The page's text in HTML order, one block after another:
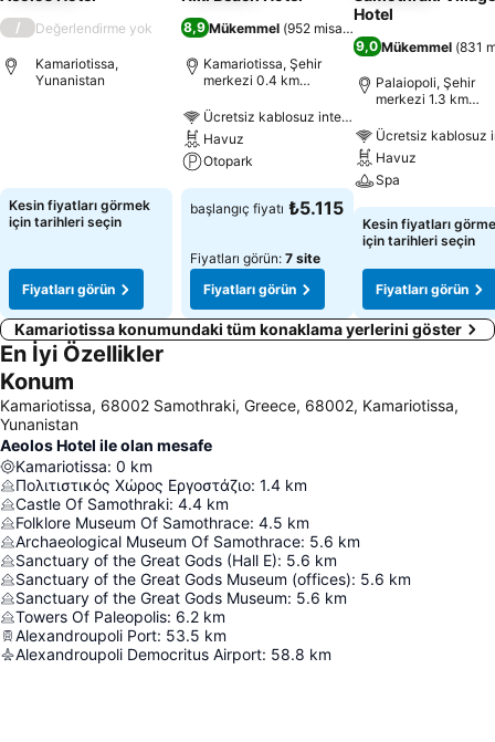
/ Değerlendirme yok
Kamariotissa,
Yunanistan
Kesin fiyatları görmek
için tarihleri seçin
Fiyatları görün
8,9Mükemmel (952 misafir puanı
Kamariotissa, Şehir
merkezi 0.4 km
Ücretsiz kablosuz internet
Havuz
Otopark
başlangıç fiyatı ₺5.115
Fiyatları görün: 7 site
Fiyatları görün
Hotel
9,0Mükemmel (831
Palaiopoli, Şehir
merkezi 1.3 km
Ücretsiz kablosuz
Havuz
Spa
Kesin fiyatları
için tarihleri seçin
Fiyatları görün
Kamariotissa konumundaki tüm konaklama yerlerini göster
En İyi Özellikler
Konum
Kamariotissa, 68002 Samothraki, Greece, 68002, Kamariotissa,
Yunanistan
Aeolos Hotel ile olan mesafe
Kamariotissa: 0 km
Πολιτιστικός Χώρος Εργοστάζιο: 1.4 km
Castle Of Samothraki: 4.4 km
Folklore Museum Of Samothrace: 4.5 km
Archaeological Museum Of Samothrace: 5.6 km
Sanctuary of the Great Gods (Hall E): 5.6 km
Sanctuary of the Great Gods Museum (offices): 5.6 km
Sanctuary of the Great Gods Museum: 5.6 km
Towers Of Paleopolis: 6.2 km
Alexandroupoli Port: 53.5 km
Alexandroupoli Democritus Airport: 58.8 km